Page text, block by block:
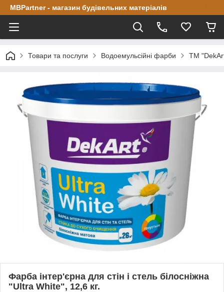
MBPartner - магазин будівельних матеріалів
Товари та послуги Водоемульсійні фарби ТМ
Фарба інтер'єрна для стін і стель білосніжна
"Ultra White", 12,6 кг.